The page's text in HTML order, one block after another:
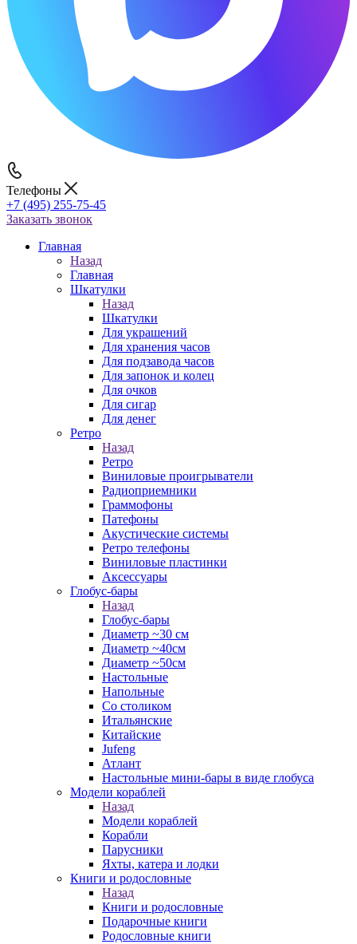
Телефоны
+7 (495) 255-75-45
Заказать звонок
Главная
Назад
Главная
Шкатулки
Назад
Шкатулки
Для украшений
Для хранения часов
Для подзавода часов
Для запонок и колец
Для очков
Для сигар
Для денег
Ретро
Назад
Ретро
Виниловые проигрыватели
Радиоприемники
Граммофоны
Патефоны
Акустические системы
Ретро телефоны
Виниловые пластинки
Аксессуары
Глобус-бары
Назад
Глобус-бары
Диаметр ~30 см
Диаметр ~40см
Диаметр ~50см
Настольные
Напольные
Со столиком
Итальянские
Китайские
Jufeng
Атлант
Настольные мини-бары в виде глобуса
Модели кораблей
Назад
Модели кораблей
Корабли
Парусники
Яхты, катера и лодки
Книги и родословные
Назад
Книги и родословные
Подарочные книги
Родословные книги